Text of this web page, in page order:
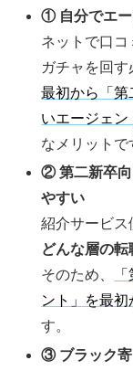
① 自分でエー
ネットで口
ガチャを回す
最初から「第
いエージェ
なメリットで
② 第二新卒向
やすい
紹介サービス
どんな層の
そのため、
ント」を最
す。
③ ブラック寄